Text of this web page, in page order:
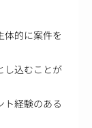
体的に案件を
し込むことが
ト経験のある